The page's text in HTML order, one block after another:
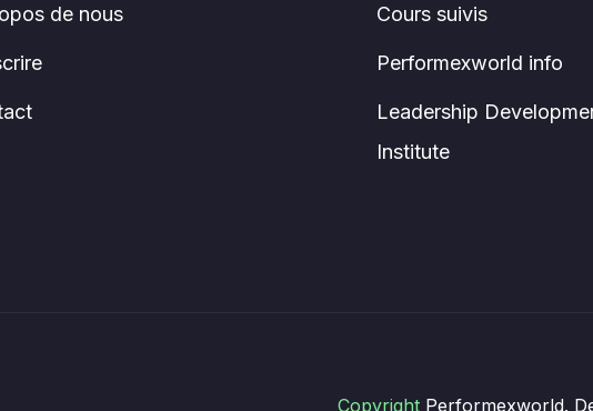
de nous Cours suivis
Performexworld info
Leadership
Institute
Copyright Performexworld.